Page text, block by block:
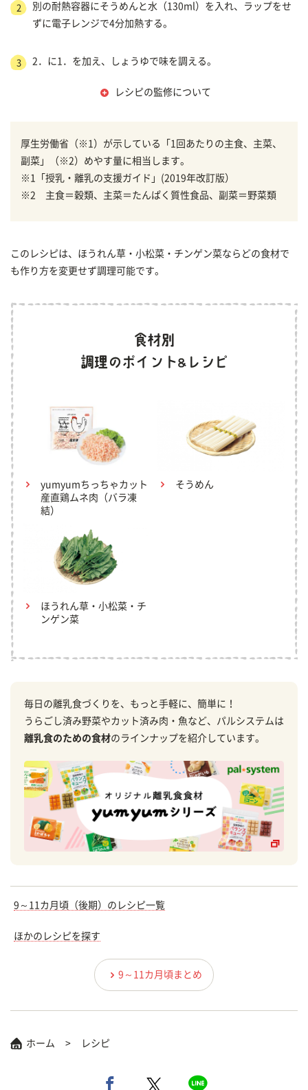
2
別の耐熱容器にそうめんと水（130ml）を入れ、ラップをせ
ずに電子レンジで4分加熱する。
3 2．に1．を加え、しょうゆで味を調える。
レシピの監修について
厚生労働省（※1）が示している「1回あたりの主食、主菜、
副菜」（※2）めやす量に相当します。
※1「授乳・離乳の支援ガイド」(2019年改訂版）
※2 主食＝穀類、主菜＝たんぱく質性食品、副菜＝野菜類
このレシピは、ほうれん草・小松菜・チンゲン菜ならどの食材で
も作り方を変更せず調理可能です。
yumyumちっちゃカット
産直鶏ムネ肉（バラ凍
結）
そうめん
ほうれん草・小松菜・チ
ンゲン菜
毎日の離乳食づくりを、もっと手軽に、簡単に！
うらごし済み野菜やカット済み肉・魚など、パルシステムは
離乳食のための食材のラインナップを紹介しています。
9～11カ月頃（後期）のレシピ一覧
ほかのレシピを探す
9～11カ月頃まとめ
ホーム レシピ